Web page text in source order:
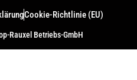
Rauxel Betriebs-GmbH
Cookie-Richtlinie (EU)